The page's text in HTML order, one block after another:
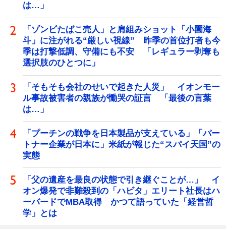
は…」
「ゾンビたばこ売人」と肩組みショット「小園海
斗」に注がれる“厳しい視線” 昨季の首位打者も今
季は打撃低調、守備にも不安 「レギュラー剥奪も
選択肢のひとつに」
「そもそも会社のせいで起きた人災」 イオンモー
ル事故被害者の親族が慟哭の証言 「最後の言葉
は…」
「プーチンの戦争を日本製品が支えている」「パー
トナー企業が日本に」米紙が報じた“スパイ天国”の
実態
「父の遺産を最良の状態で引き継ぐことが…」 イ
オン爆発で非難殺到の「ハビタ」エリート社長はハ
ーバードでMBA取得 かつて語っていた「経営哲
学」とは